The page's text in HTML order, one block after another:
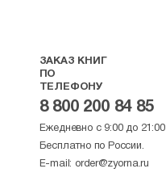
ЗАКАЗ КНИГ
ПО
ТЕЛЕФОНУ
8 800 200 84 85
Ежедневно с 9:00 до 21:00
Бесплатно по России.
E-mail: order@zyorna.ru